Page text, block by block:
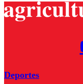
Deportes